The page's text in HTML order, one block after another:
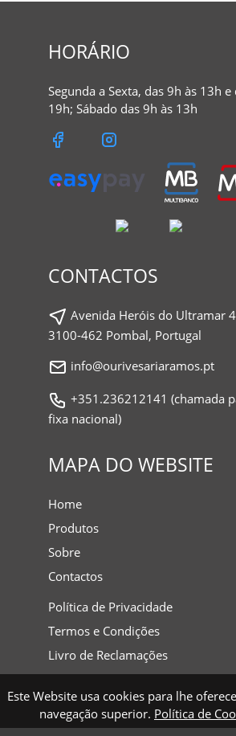
HORÁRIO
Segunda a Sexta, das 9h às 13h e
19h; Sábado das 9h às 13h
CONTACTOS
Avenida Heróis do Ultramar
3100-462 Pombal, Portugal
info@ourivesariaramos.pt
+351.236212141 (chamada
fixa nacional)
MAPA DO WEBSITE
Home
Produtos
Sobre
Contactos
Política de Privacidade
Termos e Condições
Livro de Reclamações
Este Website usa cookies para lhe
navegação superior. Política de